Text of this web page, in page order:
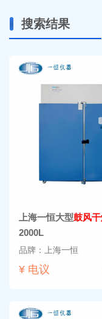
搜索结果
上海一恒大型鼓风
2000L
品牌：上海一恒
¥ 电议